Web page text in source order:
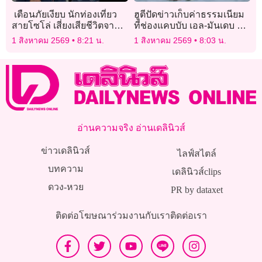
เตือนภัยเงียบ นักท่องเที่ยว
สายโซโล่ เสี่ยงเสียชีวิตจาก
“ก๊าซคาร์บอนมอนอกไซด์”
1 สิงหาคม 2569 8:21 น.
ฮูตีปัดข่าวเก็บค่าธรรมเนียม
ที่ช่องแคบบับ เอล-มันเดบ ย้ำ
เรือพาณิชย์ผ่านได้ฟรี
1 สิงหาคม 2569 8:03 น.
อ่านความจริง อ่านเดลินิวส์
ข่าวเดลินิวส์
บทความ
ดวง-หวย
ไลฟ์สไตล์
เดลินิวส์clips
PR by dataxet
ติดต่อโฆษณาร่วมงานกับเราติดต่อเรา